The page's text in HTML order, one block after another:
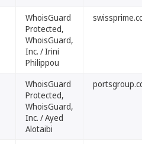
WhoisGuard
Protected,
WhoisGuard,
Inc. / Irini
Philippou
swissprime.cc
WhoisGuard
Protected,
WhoisGuard,
Inc. / Ayed
Alotaibi